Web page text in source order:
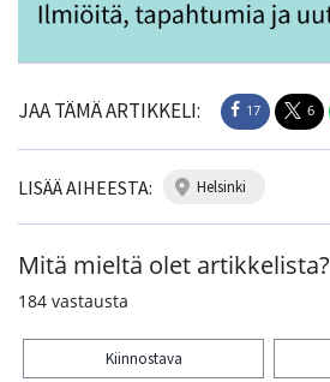
JAA TÄMÄ ARTIKKELI: 17 6
LISÄÄ AIHEESTA: helsinki
Mitä mieltä olet artikkelista?
184 vastausta
Kiinnostava